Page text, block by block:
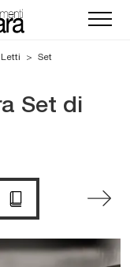
Letti > Set
Set di